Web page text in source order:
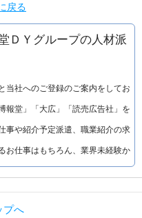
戻る
ＤＹグループの人材派
当社へのご登録のご案内をしてお
報堂」「大広」「読売広告社」を
事や紹介予定派遣、職業紹介の求
お仕事はもちろん、業界未経験か
プへ